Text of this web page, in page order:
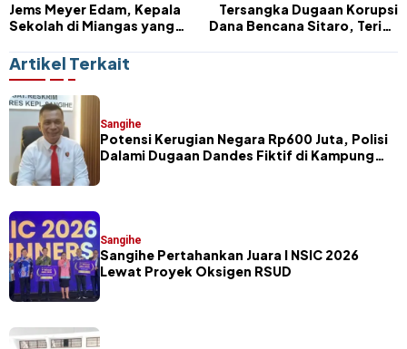
Jems Meyer Edam, Kepala
Sekolah di Miangas yang
Ujung Negeri
Tersangka Dugaan Korupsi
Dana Bencana Sitaro, Teriak
Prabowo
Artikel Terkait
Sangihe
Potensi Kerugian Negara Rp600 Juta, Polisi
Dalami Dugaan Dandes Fiktif di Kampung
Sangihe
Sangihe Pertahankan Juara I NSIC 2026
Lewat Proyek Oksigen RSUD